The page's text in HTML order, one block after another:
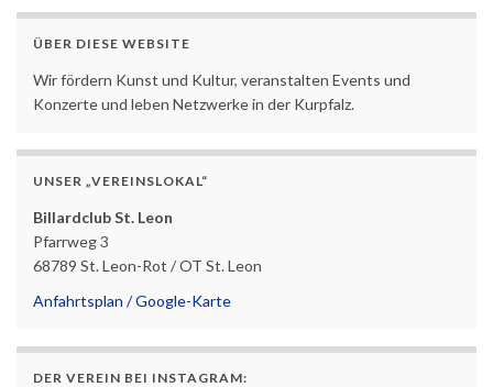
ÜBER DIESE WEBSITE
Wir fördern Kunst und Kultur, veranstalten Events und
Konzerte und leben Netzwerke in der Kurpfalz.
UNSER „VEREINSLOKAL“
Billardclub St. Leon
Pfarrweg 3
68789 St. Leon-Rot / OT St. Leon
Anfahrtsplan / Google-Karte
DER VEREIN BEI INSTAGRAM: